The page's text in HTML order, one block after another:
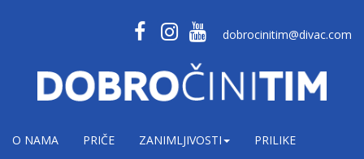
dobrocinitim@divac.com
O NAMA PRIČE ZANIMLJIVOSTI PRILIKE